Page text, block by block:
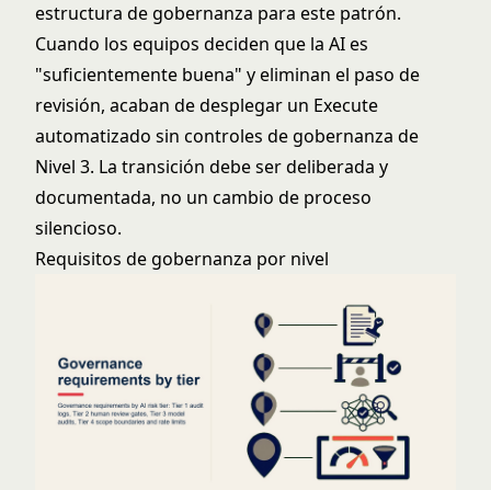
estructura de gobernanza para este patrón.
Cuando los equipos deciden que la AI es
"suficientemente buena" y eliminan el paso de
revisión, acaban de desplegar un Execute
automatizado sin controles de gobernanza de
Nivel 3. La transición debe ser deliberada y
documentada, no un cambio de proceso
silencioso.
Requisitos de gobernanza por nivel